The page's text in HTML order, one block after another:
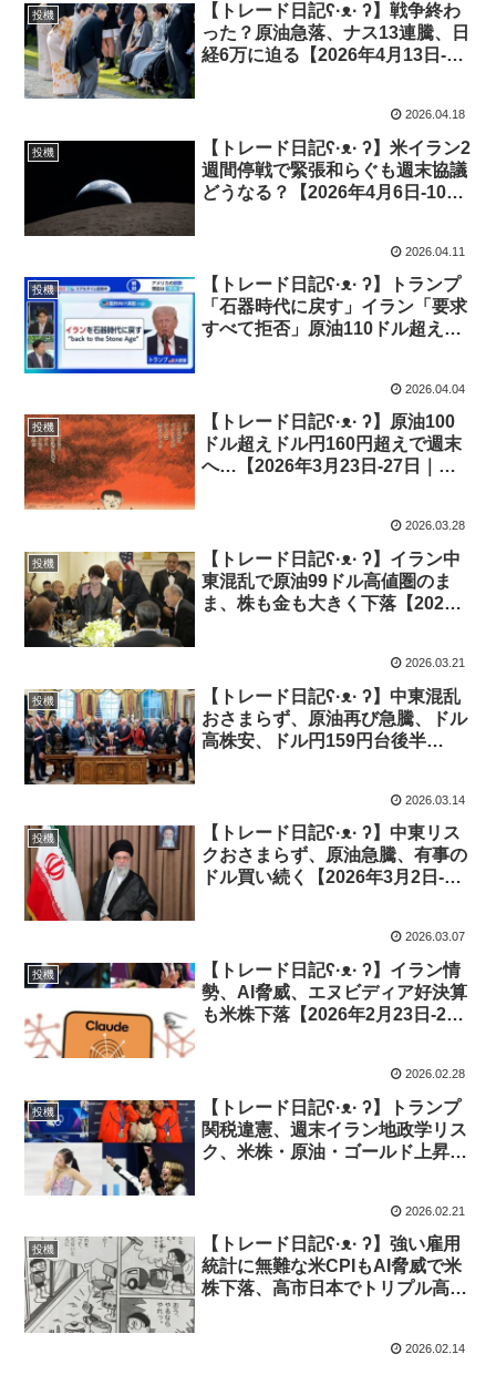
投機
【トレード日記ʕ·ᴥ· ʔ】戦争終わ
った？原油急落、ナス13連騰、日
経6万に迫る【2026年4月13日-17
2026.04.18
投機
【トレード日記ʕ·ᴥ· ʔ】米イラン2
週間停戦で緊張和らぐも週末協議
どうなる？【2026年4月6日-10日
2026.04.11
投機
【トレード日記ʕ·ᴥ· ʔ】トランプ
「石器時代に戻す」イラン「要求
すべて拒否」原油110ドル超え
2026.04.04
投機
【トレード日記ʕ·ᴥ· ʔ】原油100
ドル超えドル円160円超えで週末
へ…【2026年3月23日-27日｜投
2026.03.28
投機
【トレード日記ʕ·ᴥ· ʔ】イラン中
東混乱で原油99ドル高値圏のま
ま、株も金も大きく下落【2026
2026.03.21
投機
【トレード日記ʕ·ᴥ· ʔ】中東混乱
おさまらず、原油再び急騰、ドル
高株安、ドル円159円台後半
2026.03.14
投機
【トレード日記ʕ·ᴥ· ʔ】中東リス
クおさまらず、原油急騰、有事の
ドル買い続く【2026年3月2日-6
2026.03.07
投機
【トレード日記ʕ·ᴥ· ʔ】イラン情
勢、AI脅威、エヌビディア好決算
も米株下落【2026年2月23日-27
2026.02.28
投機
【トレード日記ʕ·ᴥ· ʔ】トランプ
関税違憲、週末イラン地政学リス
ク、米株・原油・ゴールド上昇で
2026.02.21
投機
【トレード日記ʕ·ᴥ· ʔ】強い雇用
統計に無難な米CPIもAI脅威で米
株下落、高市日本でトリプル高ド
2026.02.14